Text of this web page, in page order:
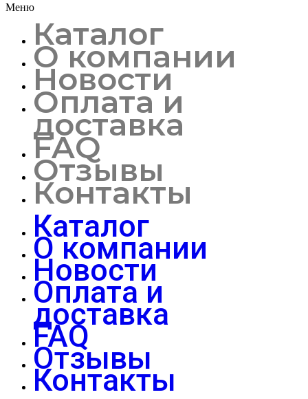
Меню
Каталог
О компании
Новости
Оплата и
доставка
FAQ
Отзывы
Контакты
Каталог
О компании
Новости
Оплата и
доставка
FAQ
Отзывы
Контакты